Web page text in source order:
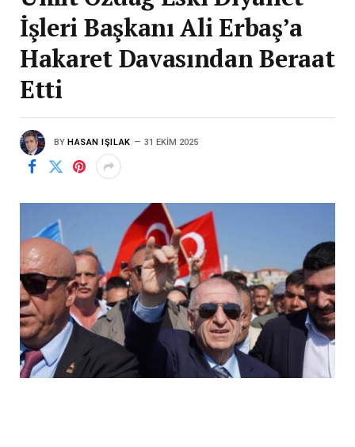
İşleri Başkanı Ali Erbaş’a
Hakaret Davasından Beraat
Etti
BY HASAN IŞILAK 31 EKIM 2025